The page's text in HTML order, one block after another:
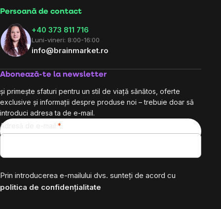
Persoană de contact
+40 373 811 716
Luni-vineri: 8:00-16:00
info@brainmarket.ro
Abonează-te la newsletter
și primește sfaturi pentru un stil de viață sănătos, oferte
exclusive și informații despre produse noi – trebuie doar să
introduci adresa ta de e-mail.
Adresă de e-mail
Prin introducerea e-mailului dvs. sunteți de acord cu
politica de confidențialitate